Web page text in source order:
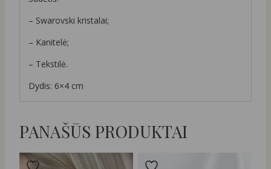
– Swarovski kristalai;
– Kanitelė;
– Tekstilė.
Dydis: 6×4 cm
PANAŠŪS PRODUKTAI